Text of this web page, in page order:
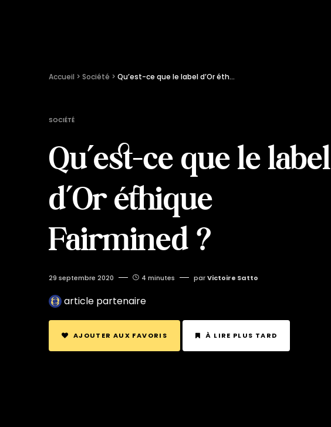
Accueil > Société > Qu’est-ce que le label d’Or éthique Fairmined ?
SOCIÉTÉ
Qu’est-ce que le label
d’Or éthique
Fairmined ?
29 septembre 2020 4 minutes par Victoire Satto
article partenaire
AJOUTER AUX FAVORIS À LIRE PLUS TARD